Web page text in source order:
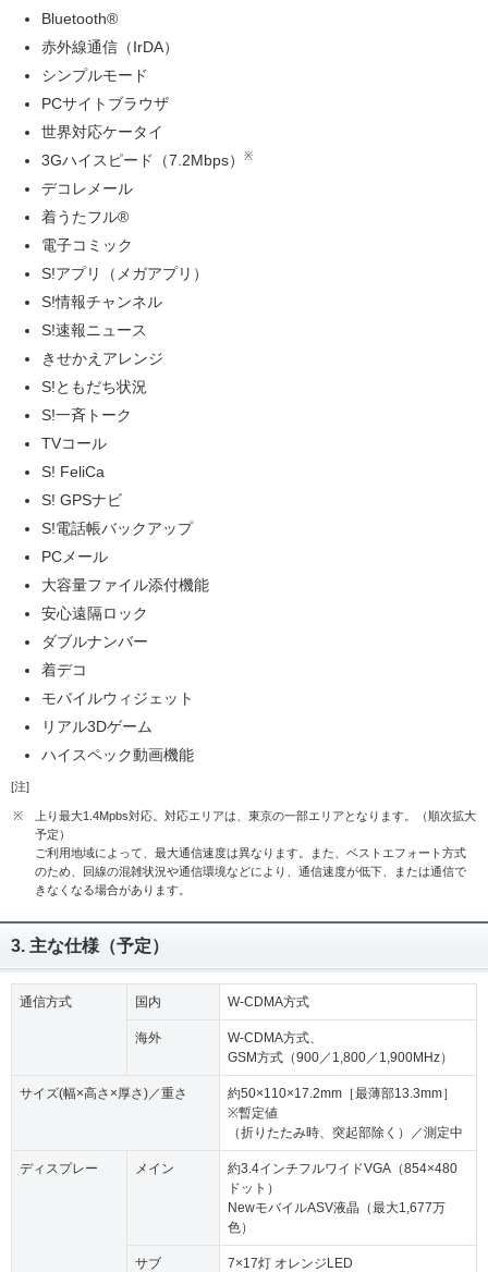
Bluetooth®
赤外線通信（IrDA）
シンプルモード
PCサイトブラウザ
世界対応ケータイ
3Gハイスピード（7.2Mbps）
※
デコレメール
着うたフル®
電子コミック
S!アプリ（メガアプリ）
S!情報チャンネル
S!速報ニュース
きせかえアレンジ
S!ともだち状況
S!一斉トーク
TVコール
S! FeliCa
S! GPSナビ
S!電話帳バックアップ
PCメール
大容量ファイル添付機能
安心遠隔ロック
ダブルナンバー
着デコ
モバイルウィジェット
リアル3Dゲーム
ハイスペック動画機能
[注]
※
上り最大1.4Mpbs対応。対応エリアは、東京の一部エリアとなります。（順次拡大
予定）
ご利用地域によって、最大通信速度は異なります。また、ベストエフォート方式
のため、回線の混雑状況や通信環境などにより、通信速度が低下、または通信で
きなくなる場合があります。
3. 主な仕様（予定）
通信方式 国内 W-CDMA方式
海外
W-CDMA方式、
GSM方式（900／1,800／1,900MHz）
サイズ(幅×高さ×厚さ)／重さ
約50×110×17.2mm［最薄部13.3mm］
※暫定値
（折りたたみ時、突起部除く）／測定中
ディスプレー メイン
約3.4インチフルワイドVGA（854×480
ドット）
NewモバイルASV液晶（最大1,677万
色）
サブ 7×17灯 オレンジLED